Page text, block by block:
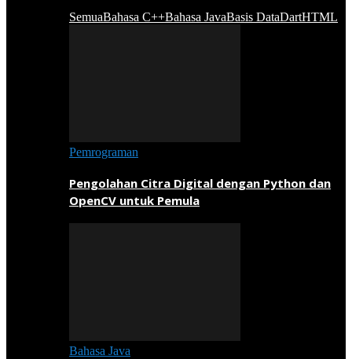
SemuaBahasa C++Bahasa JavaBasis DataDartHTML
Pemrograman
Pengolahan Citra Digital dengan Python dan
OpenCV untuk Pemula
Bahasa Java